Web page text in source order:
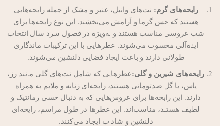
رایحه‌های گرم: نت‌های وانیل، عنبر و مشک از جمله رایحه‌هایی
هستند که حس گرما و آرامش می‌بخشند. این نوع رایحه‌ها برای
شب عروسی مناسب هستند و به‌ویژه در فصول سرد سال انتخاب
ایده‌آلی محسوب می‌شوند. عطرهایی با این ترکیبات ماندگاری
طولانی دارند و باعث ایجاد فضایی دلنشین می‌شوند.
رایحه‌های شیرین و گلی:عطرهایی که شامل نت‌های گلی مانند رز،
یاس، یا گل صدتومانی هستند، رایحه‌ای زنانه و ملایم به همراه
دارند. این رایحه‌ها برای عروس‌هایی که به دنبال حسی رمانتیک و
لطیف هستند، مناسب‌اند. این عطرها در طول مراسم، رایحه‌ای
دلنشین و شاداب ایجاد می‌کنند.